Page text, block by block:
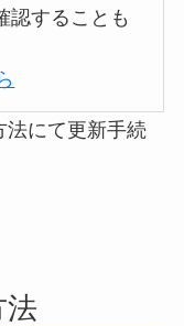
認することも
法にて更新手続
法